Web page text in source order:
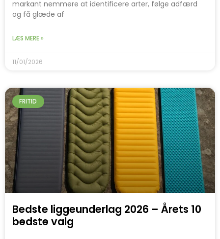
markant nemmere at identificere arter, følge adfærd
og få glæde af
LÆS MERE »
11/01/2026
FRITID
Bedste liggeunderlag 2026 – Årets 10
bedste valg